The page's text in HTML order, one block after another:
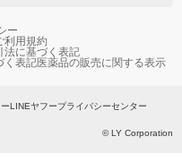
ー
利用規約
法に基づく表記
く表記医薬品の販売に関する表示
LINEヤフープライバシーセンター
© LY Corporation